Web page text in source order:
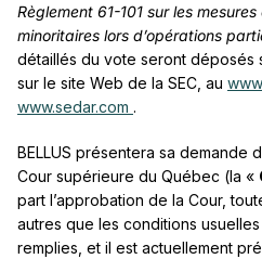
Règlement 61-101 sur les
minoritaires lors d’opérations
détaillés du vote seront déposés
sur le site Web de la SEC, au
www.sedar.com .
BELLUS présentera sa demande
Cour supérieure du Québec (la «
part l’approbation de la Cour,
autres que les conditions
remplies, et il est actuellement